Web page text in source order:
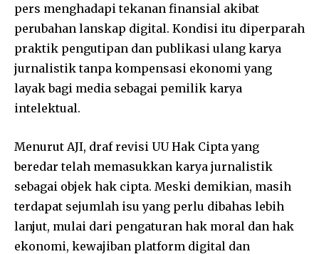
pers menghadapi tekanan finansial akibat
perubahan lanskap digital. Kondisi itu diperparah
praktik pengutipan dan publikasi ulang karya
jurnalistik tanpa kompensasi ekonomi yang
layak bagi media sebagai pemilik karya
intelektual.
Menurut AJI, draf revisi UU Hak Cipta yang
beredar telah memasukkan karya jurnalistik
sebagai objek hak cipta. Meski demikian, masih
terdapat sejumlah isu yang perlu dibahas lebih
lanjut, mulai dari pengaturan hak moral dan hak
ekonomi, kewajiban platform digital dan